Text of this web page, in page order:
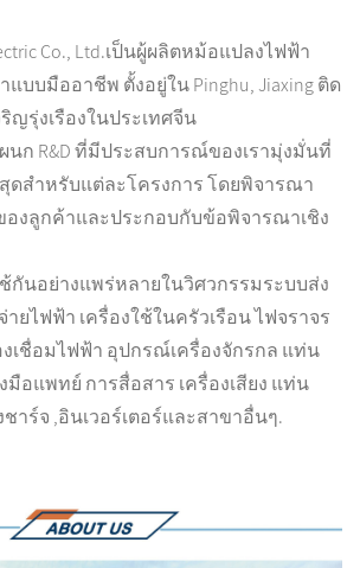
Co., Ltd.เป็นผู้ผลิตหม้อแปลงไฟฟ้า
บบมืออาชีพ ตั้งอยู่ใน Pinghu, Jiaxing ติด
ญรุ่งเรืองในประเทศจีน
นก R&D ที่มีประสบการณ์ของเรามุ่งมั่นที่
ดสำหรับแต่ละโครงการ โดยพิจารณา
องลูกค้าและประกอบกับข้อพิจารณาเชิง
กันอย่างแพร่หลายในวิศวกรรมระบบส่ง
ยไฟฟ้า เครื่องใช้ในครัวเรือน ไฟจราจร
เชื่อมไฟฟ้า อุปกรณ์เครื่องจักรกล แท่น
อแพทย์ การสื่อสาร เครื่องเสียง แท่น
าร์จ ,อินเวอร์เตอร์และสาขาอื่นๆ.